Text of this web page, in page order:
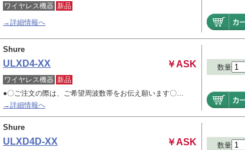
ワイヤレス機器 新品
→詳細情報へ
Shure
ULXD4-XX ￥ASK
ワイヤレス機器 新品
●〇ご注文の際は、ご希望周波数帯をお伝え願います〇…
→詳細情報へ
数量
Shure
ULXD4D-XX ￥ASK 数量